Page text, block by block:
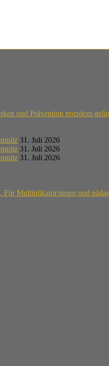
und Prävention trotzdem
31. Juli 2026
31. Juli 2026
31. Juli 2026
Für Multiplikator:innen und